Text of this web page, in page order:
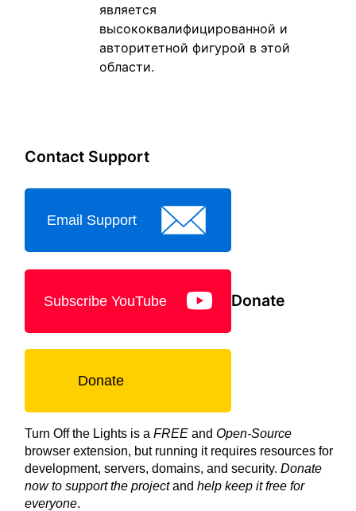
является
высококвалифицированной и
авторитетной фигурой в этой
области.
Contact Support
Email Support
Subscribe YouTube Donate
Donate
Turn Off the Lights is a FREE and Open-Source
browser extension, but running it requires resources for
development, servers, domains, and security. Donate
now to support the projectand help keep it free for
everyone.